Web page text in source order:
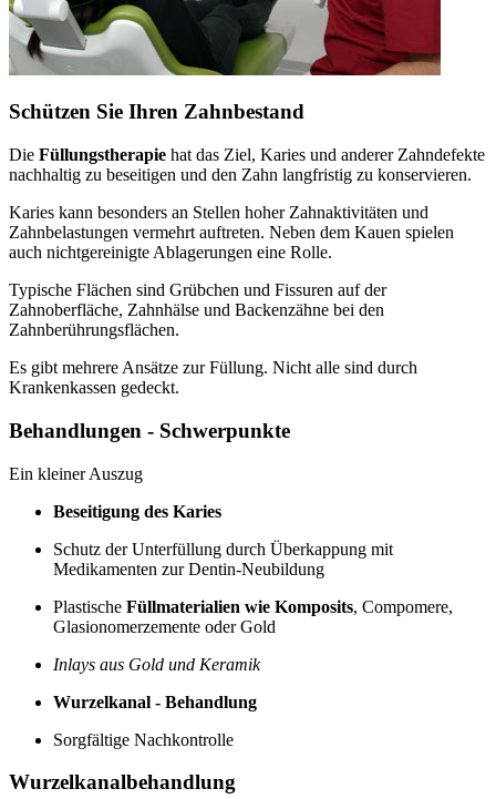
Schützen Sie Ihren Zahnbestand
Die Füllungstherapie hat das Ziel, Karies und anderer Zahndefekte
nachhaltig zu beseitigen und den Zahn langfristig zu konservieren.
Karies kann besonders an Stellen hoher Zahnaktivitäten und
Zahnbelastungen vermehrt auftreten. Neben dem Kauen spielen
auch nichtgereinigte Ablagerungen eine Rolle.
Typische Flächen sind Grübchen und Fissuren auf der
Zahnoberfläche, Zahnhälse und Backenzähne bei den
Zahnberührungsflächen.
Es gibt mehrere Ansätze zur Füllung. Nicht alle sind durch
Krankenkassen gedeckt.
Behandlungen - Schwerpunkte
Ein kleiner Auszug
Beseitigung des Karies
Schutz der Unterfüllung durch Überkappung mit
Medikamenten zur Dentin-Neubildung
Plastische Füllmaterialien wie Komposits, Compomere,
Glasionomerzemente oder Gold
Inlays aus Gold und Keramik
Wurzelkanal - Behandlung
Sorgfältige Nachkontrolle
Wurzelkanalbehandlung